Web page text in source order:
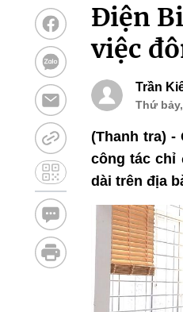
Điện
việc
Trần
Thứ
(Thanh tra) -
công tác chỉ
dài trên địa